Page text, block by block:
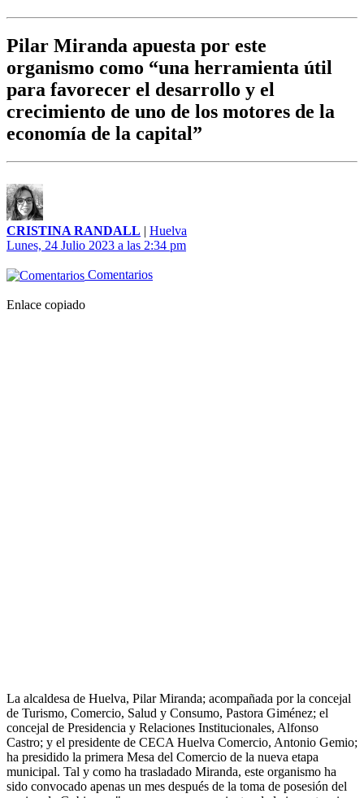
Pilar Miranda apuesta por este
organismo como “una herramienta útil
para favorecer el desarrollo y el
crecimiento de uno de los motores de la
economía de la capital”
CRISTINA RANDALL | Huelva
Lunes, 24 Julio 2023 a las 2:34 pm
Comentarios
Enlace copiado
La alcaldesa de Huelva, Pilar Miranda; acompañada por la concejal
de Turismo, Comercio, Salud y Consumo, Pastora Giménez; el
concejal de Presidencia y Relaciones Institucionales, Alfonso
Castro; y el presidente de CECA Huelva Comercio, Antonio Gemio;
ha presidido la primera Mesa del Comercio de la nueva etapa
municipal. Tal y como ha trasladado Miranda, este organismo ha
sido convocado apenas un mes después de la toma de posesión del